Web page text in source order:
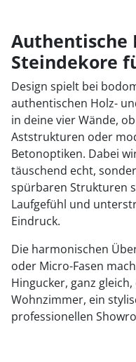
Authentische
Steindekore
Design spielt bei
authentischen Holz-
in deine vier Wände,
Aststrukturen oder
Betonoptiken. Dabei
täuschend echt,
spürbaren Strukturen
Laufgefühl und
Eindruck.
Die harmonischen
oder Micro-Fasen
Hingucker, ganz
Wohnzimmer, ein
professionellen